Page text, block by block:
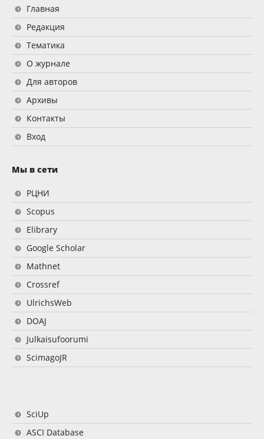
Главная
Редакция
Тематика
О журнале
Для авторов
Архивы
Контакты
Вход
Мы в сети
РЦНИ
Scopus
Elibrary
Google Scholar
Mathnet
Crossref
UlrichsWeb
DOAJ
Julkaisufoorumi
ScimagoJR
SciUp
ASCI Database